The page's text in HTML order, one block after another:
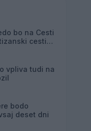
bo na Cesti
cesti
dobava
vpliva tudi na
bodo
deset dni